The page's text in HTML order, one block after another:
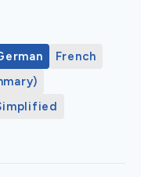
French